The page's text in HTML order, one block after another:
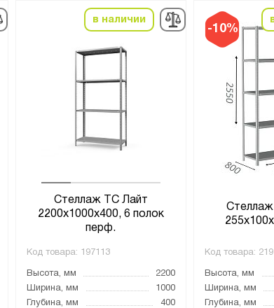
в наличии
Стеллаж ТС Лайт
2200х1000х400, 6 полок
перф.
Код товара: 197113
Высота, мм
2200
Ширина, мм
1000
Глубина, мм
400
-10%
Код товара:
Высота, мм
Ширина, мм
Глубина, мм